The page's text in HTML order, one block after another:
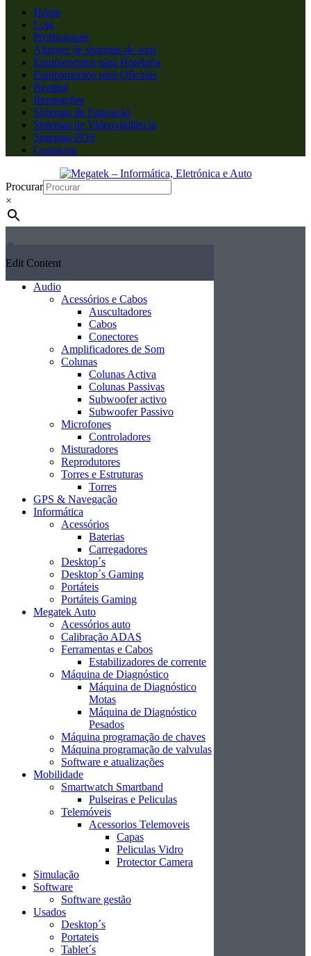
Home
Loja
Profissionais
Aluguer de sistemas de som
Equipamentos para Hotelaria
Equipamentos para Oficinas
Renting
Reparações
Sistemas de Faturação
Sistemas de Videovigilância
Sistemas POS
Contactos
Procurar
×
Edit Content
Audio
Acessórios e Cabos
Auscultadores
Cabos
Conectores
Amplificadores de Som
Colunas
Colunas Activa
Colunas Passivas
Subwoofer activo
Subwoofer Passivo
Microfones
Controladores
Misturadores
Reprodutores
Torres e Estruturas
Torres
GPS & Navegação
Informática
Acessórios
Baterias
Carregadores
Desktop´s
Desktop´s Gaming
Portáteis
Portáteis Gaming
Megatek Auto
Acessórios auto
Calibração ADAS
Ferramentas e Cabos
Estabilizadores de corrente
Máquina de Diagnóstico
Máquina de Diagnóstico
Motas
Máquina de Diagnóstico
Pesados
Máquina programação de chaves
Máquina programação de valvulas
Software e atualizações
Mobilidade
Smartwatch Smartband
Pulseiras e Peliculas
Telemóveis
Acessorios Telemoveis
Capas
Peliculas Vidro
Protector Camera
Simulação
Software
Software gestão
Usados
Desktop´s
Portateis
Tablet´s